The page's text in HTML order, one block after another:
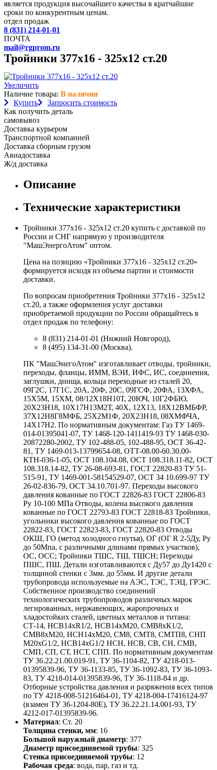
является продукция высочайшего качества в кратчайшие
сроки по конкурентным ценам.
отдел продаж
8 (831) 214-01-01
ПОЧТА
mail@rgprom.ru
Тройники 377х16 - 325х12 ст.20
Увеличить
Наличие товара: В наличии
Купить
Запросить стоимость
Как получить деталь
самовывоз
Доставка курьером
Транспортной компанией
Доставка сборным грузом
Авиадоставка
Ж/д доставка
Описание
Технические характеристики
Тройники 377х16 - 325х12 ст.20 купить с доставкой по
России и СНГ напрямую у производителя
"МашЭнергоАтом" оптом.
Цена на позицию «Тройники 377х16 - 325х12 ст.20»
формируется исходя из объема партии и стоимости
доставки.
По вопросам приобретения Тройники 377х16 - 325х12
ст.20, а также оформления услуг доставки
приобретаемой продукции по России обращайтесь в
отдел продаж по телефону:
8 (831) 214-01-01 (Нижний Новгород),
8 (495) 134-31-00 (Москва).
ПК "МашЭнегоАтом" изготавливает отводы, тройники,
переходы, фланцы, ИММ, ВЭИ, ИФС, ИС, соединения,
заглушки, днища, кольца переходные из сталей 20,
09Г2С, 17Г1С, 20А, 20Ф, 20С, 09ГСФ, 20ФА, 13ХФА,
15Х5М, 15ХМ, 08/12Х18Н10Т, 20ЮЧ, 10Г2ФБЮ,
20Х23Н18, 10Х17Н13М2Т, 40Х, 12Х13, 18Х12ВМБФР,
37Х12Н8Г8МФБ, 25Х2М1Ф, 20Х23Н18, 08ХМФЧА,
14Х17Н2. По нормативным документам: Газ ТУ 1469-
014-01395041-07, ТУ 1468-120-1411419-93 ТУ 1468-030-
20872280-2002, ТУ 102-488-05, 102-488-95, ОСТ 36-42-
81, ТУ 1469-013-13799654-08, ОТТ-08.00-60.30.00-
КТН-036-1-05, ОСТ 108.104.08, ОСТ 108.318.11-82, ОСТ
108.318.14-82, ТУ 26-08-693-81, ГОСТ 22820-83 ТУ 51-
515-91, ТУ 1469-001-58154529-07, ОСТ 34 10.699-97 ТУ
26-02-836-79, ОСТ 34.10.701-97. Переходы высокого
давления кованные по ГОСТ 22826-83 ГОСТ 22806-83
Ру 10-100 МПа Отводы, колена высокого давления
кованные по ГОСТ 22793-83 ГОСТ 22818-83 Тройники,
угольники высокого давления кованные по ГОСТ
22822-83, ГОСТ 22823-83, ГОСТ 22820-83 Отводы
ОКШ, ГО (метод холодного гнутья), ОГ (ОГ R 2-5Ду, Ру
до 50Мпа, с различными длинами прямых участков),
ОС, ОСС; Тройники ТШС, ТШ, ТШСН; Переходы
ПШС, ПШ. Детали изготавливаются с Ду57 до Ду1420 с
толщиной стенки с 3мм. до 55мм. И другие детали
трубопровода используемые на АЭС, ТЭС, ТЭЦ, ГРЭС.
Собственное производство соединений
технологических трубопроводов различных марок
легированных, нержавеющих, жаропрочных и
хладостойких сталей, цветных металлов и титана:
СТ-14, НСВ14хR1/2, НСВ14хМ20, СМВ8хК1/2,
СМВ8хМ20, НСН14хМ20, СМ8, СМТ8, СМТП8, СНП
М20хG1/2, НСВ14хG1/2 НСН, НСВ, СВ, СН, СМВ,
СМП, СП, СТ, НСТ, СПП. По нормативным документам
ТУ 36.22.21.00.019-91, ТУ 36-1104-82, ТУ 4218-013-
01395839-96, ТУ 36-1133-85, ТУ 36-1092-83, ТУ 36-1093-
83, ТУ 4218-014-01395839-96, ТУ 36-1118-84 и др.
Отборные устройства давления и разряжения всех типов
по ТУ 4218-008-51216464-01, ТУ 4218-004-17416124-97
(взамен ТУ 36-1204-80Е), ТУ 36.22.21.14.001-93, ТУ
4212-017-01395839-96.
Материал: Ст. 20
Толщина стенки, мм: 16
Большой наружный диаметр: 377
Диаметр присоединяемой трубы: 325
Стенка присоединяемой трубы: 12
Рабочая среда: вода, пар, газ и тд.